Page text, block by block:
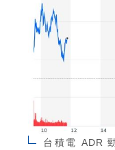
台積電 ADR